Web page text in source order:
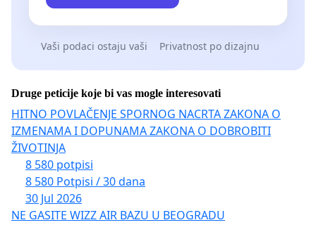
Vaši podaci ostaju vaši Privatnost po dizajnu
Druge peticije koje bi vas mogle interesovati
HITNO POVLAČENJE SPORNOG NACRTA ZAKONA O
IZMENAMA I DOPUNAMA ZAKONA O DOBROBITI
ŽIVOTINJA
8 580 potpisi
8 580 Potpisi / 30 dana
30 Jul 2026
NE GASITE WIZZ AIR BAZU U BEOGRADU